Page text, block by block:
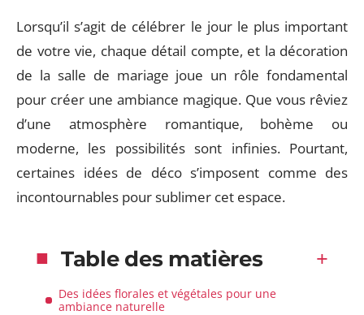
Lorsqu’il s’agit de célébrer le jour le plus important
de votre vie, chaque détail compte, et la décoration
de la salle de mariage joue un rôle fondamental
pour créer une ambiance magique. Que vous rêviez
d’une atmosphère romantique, bohème ou
moderne, les possibilités sont infinies. Pourtant,
certaines idées de déco s’imposent comme des
incontournables pour sublimer cet espace.
Table des matières
Des idées florales et végétales pour une
ambiance naturelle